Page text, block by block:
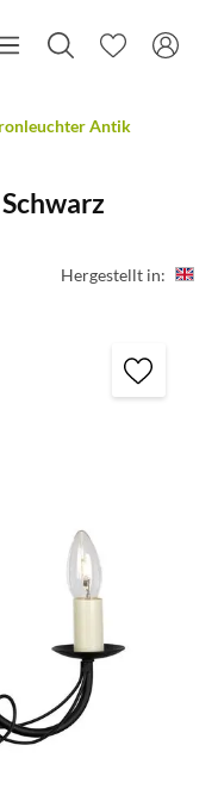
Antik
Hergestellt in: